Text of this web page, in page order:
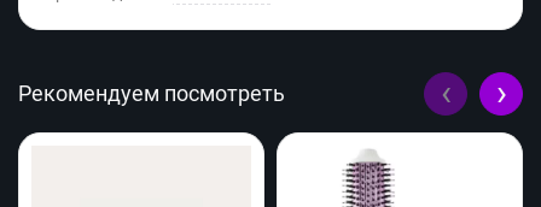
Рекомендуем посмотреть ‹ ›